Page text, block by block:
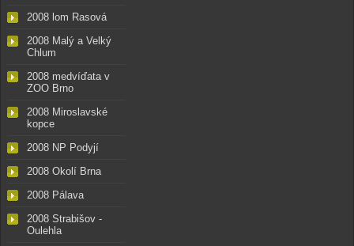
2008 lom Rasová
2008 Malý a Velký
Chlum
2008 medvíďata v
ZOO Brno
2008 Miroslavské
kopce
2008 NP Podyjí
2008 Okolí Brna
2008 Pálava
2008 Strabišov -
Oulehla